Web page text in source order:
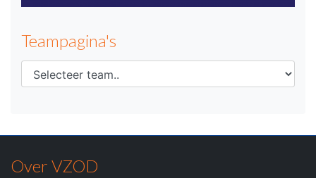
Teampagina's
Over VZOD